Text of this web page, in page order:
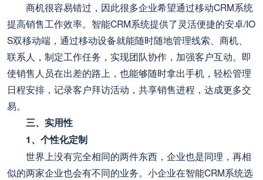
商机很容易错过，因此很多企业希望通过移动CRM系统
提高销售工作效率。智能CRM系统提供了灵活便捷的安卓/IO
S双移动端，通过移动设备就能随时随地管理线索、商机、
联系人，制定工作任务，实现团队协作，加强客户互动。即
使销售人员在出差的路上，也能够随时拿出手机，轻松管理
日程安排，记录客户拜访活动，共享销售进程，达成更多交
易。
三、实用性
1、个性化定制
世界上没有完全相同的两件东西，企业也是同理，再相
似的两家企业也会有不同的业务。小企业在智能CRM系统选